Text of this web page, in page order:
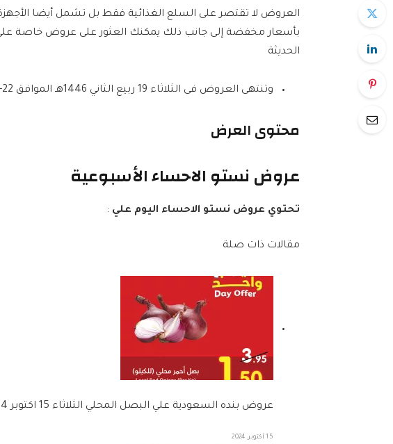
العروض لا تقتصر على السلع الغذائية فقط بل تشمل أيضا الأجهزة
بأسعار مخفضة إلى جانب ذلك يمكنك العثور على عروض خاصة على
الحديثة
وتنتهى العروض فى الثلاثاء 19 ربيع الثاني 1446هـ الموافق 22-أكتوبر-2024م
محتوى العرض
عروض نستو الاحساء الأسبوعية
تحتوي عروض نستو الاحساء اليوم علي :
مقالات ذات صلة
عروض بنده السعودية علي البصل المحلي الثلاثاء 15 اكتوبر 2024 اليوم فقط
15 أكتوبر، 2024